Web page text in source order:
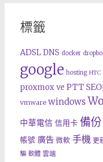
標籤
ADSL DNS docker
google hosting HTC
proxmox ve PTT
vmware windows
中華電信 信用卡 備份
帳號 廣告 微軟 手機 更
騙 軟體 雲端